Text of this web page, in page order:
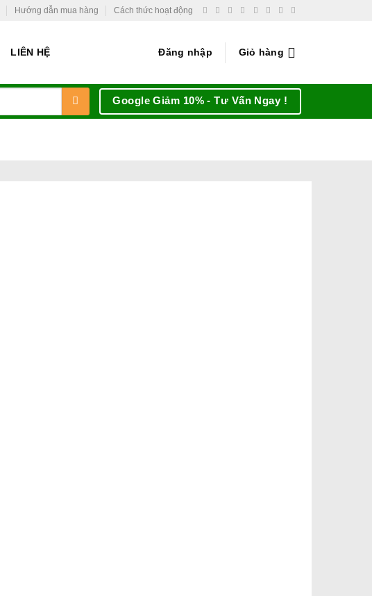
Hướng dẫn mua hàng Cách thức hoạt động
LIÊN HỆ Đăng nhập Giỏ hàng
Google Giảm 10% - Tư Vấn Ngay !